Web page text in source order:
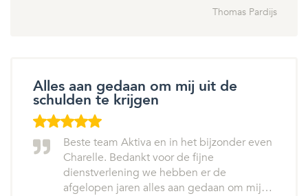
Thomas Pardijs
Alles aan gedaan om mij uit de
schulden te krijgen
Beste team Aktiva en in het bijzonder even
Charelle. Bedankt voor de fijne
dienstverlening we hebben er de
afgelopen jaren alles aan gedaan om mij…